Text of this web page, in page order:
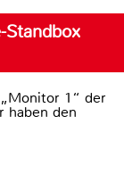
1“ der
haben den